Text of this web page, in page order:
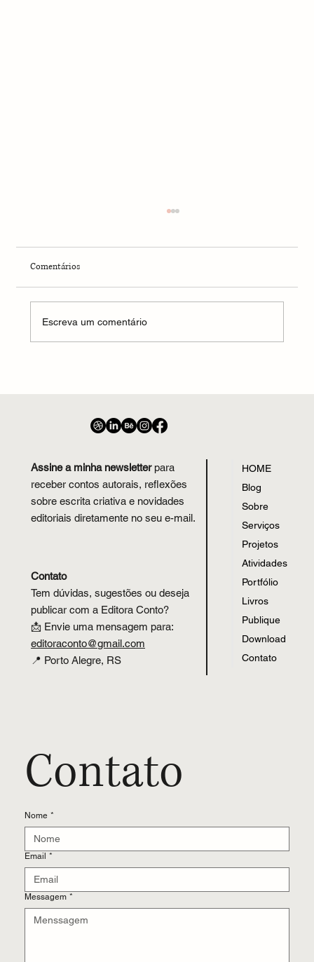
O Banho da Abundância
Comentários
Escreva um comentário
Contato
Tem dúvidas, sugestões ou deseja
publicar com a Editora Conto?
📩 Envie uma mensagem para:
editoraconto@gmail.com
📍 Porto Alegre, RS
Assine a minha newsletterpara
receber contos autorais, reflexões
sobre escrita criativa e novidades
editoriais diretamente no seu e-mail.
HOME
Blog
Sobre
Serviços
Projetos
Atividades
Portfólio
Livros
Publique
Download
Contato
Contato
Nome *
Email *
Messagem *